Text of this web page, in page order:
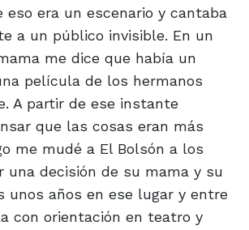
eso era un escenario y cantaba
a un público invisible. En un
me dice que había un
película de los hermanos
A partir de ese instante
que las cosas eran más
me mudé a El Bolsón a los
una decisión de su mama y su
unos años en ese lugar y entre
con orientación en teatro y